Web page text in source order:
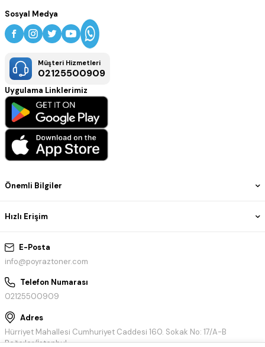
E-Posta
info@poyraztoner.com
Telefon Numarası
02125500909
Adres
Hürriyet Mahallesi Cumhuriyet Caddesi 160. Sokak No: 17/A-B
Bağcılar/İstanbul
Önemli Bilgiler
Hızlı Erişim
Sosyal Medya
Müşteri Hizmetleri
02125500909
Uygulama Linklerimiz